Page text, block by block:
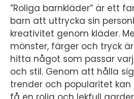
”Roliga barnkläder” är ett
barn att uttrycka sin
kreativitet genom kläder.
mönster, färger och tryck
hitta något som passar
och stil. Genom att hålla
trender och popularitet